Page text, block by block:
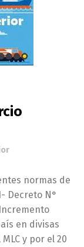
normas de
Decreto N°
en divisas
y por el 20